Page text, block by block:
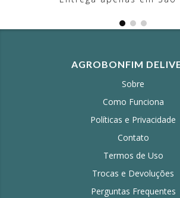
AGROBONFIM
Sobre
Como Funciona
Políticas e Privacidade
Contato
Termos de Uso
Trocas e Devoluções
Perguntas Frequentes